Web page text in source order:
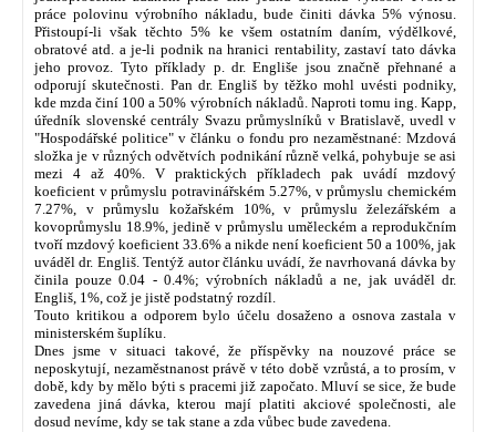
práce polovinu výrobního nákladu, bude činiti dávka 5% výnosu.
Přistoupí-li však těchto 5% ke všem ostatním daním, výdělkové,
obratové atd. a je-li podnik na hranici rentability, zastaví tato dávka
jeho provoz. Tyto příklady p. dr. Engliše jsou značně přehnané a
odporují skutečnosti. Pan dr. Engliš by těžko mohl uvésti podniky,
kde mzda činí 100 a 50% výrobních nákladů. Naproti tomu ing. Kapp,
úředník slovenské centrály Svazu průmyslníků v Bratislavě, uvedl v
"Hospodářské politice" v článku o fondu pro nezaměstnané: Mzdová
složka je v různých odvětvích podnikání různě velká, pohybuje se asi
mezi 4 až 40%. V praktických příkladech pak uvádí mzdový
koeficient v průmyslu potravinářském 5.27%, v průmyslu chemickém
7.27%, v průmyslu kožařském 10%, v průmyslu železářském a
kovoprůmyslu 18.9%, jedině v průmyslu uměleckém a reprodukčním
tvoří mzdový koeficient 33.6% a nikde není koeficient 50 a 100%, jak
uváděl dr. Engliš. Tentýž autor článku uvádí, že navrhovaná dávka by
činila pouze 0.04 - 0.4%; výrobních nákladů a ne, jak uváděl dr.
Engliš, 1%, což je jistě podstatný rozdíl.
Touto kritikou a odporem bylo účelu dosaženo a osnova zastala v
ministerském šuplíku.
Dnes jsme v situaci takové, že příspěvky na nouzové práce se
neposkytují, nezaměstnanost právě v této době vzrůstá, a to prosím, v
době, kdy by mělo býti s pracemi již započato. Mluví se sice, že bude
zavedena jiná dávka, kterou mají platiti akciové společnosti, ale
dosud nevíme, kdy se tak stane a zda vůbec bude zavedena.